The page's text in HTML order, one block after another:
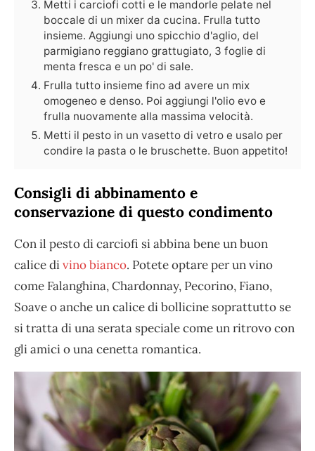
Metti i carciofi cotti e le mandorle pelate nel
boccale di un mixer da cucina. Frulla tutto
insieme. Aggiungi uno spicchio d'aglio, del
parmigiano reggiano grattugiato, 3 foglie di
menta fresca e un po' di sale.
Frulla tutto insieme fino ad avere un mix
omogeneo e denso. Poi aggiungi l'olio evo e
frulla nuovamente alla massima velocità.
Metti il pesto in un vasetto di vetro e usalo per
condire la pasta o le bruschette. Buon appetito!
Consigli di abbinamento e
conservazione di questo condimento
Con il pesto di carciofi si abbina bene un buon
calice divino bianco. Potete optare per un vino
come Falanghina, Chardonnay, Pecorino, Fiano,
Soave o anche un calice di bollicine soprattutto se
si tratta di una serata speciale come un ritrovo con
gli amici o una cenetta romantica.